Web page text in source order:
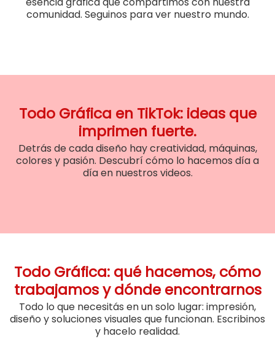
comunidad. Seguinos para ver nuestro mundo.
Todo Gráfica en TikTok: ideas que
imprimen fuerte.
Detrás de cada diseño hay creatividad, máquinas,
colores y pasión. Descubrí cómo lo hacemos día a
día en nuestros videos.
Todo Gráfica: qué hacemos, cómo
trabajamos y dónde encontrarnos
Todo lo que necesitás en un solo lugar: impresión,
diseño y soluciones visuales que funcionan. Escribinos
y hacelo realidad.